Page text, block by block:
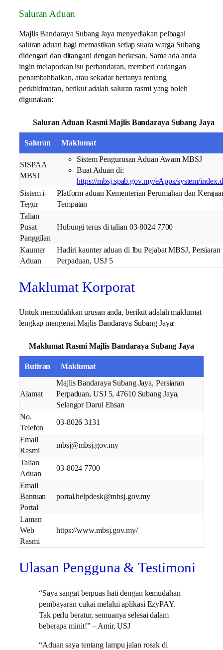
Saluran Aduan
Majlis Bandaraya Subang Jaya menyediakan pelbagai
saluran aduan bagi memastikan setiap suara warga Subang
didengari dan ditangani dengan berkesan. Sama ada anda
ingin melaporkan isu perbandaran, memberi cadangan
penambahbaikan, atau sekadar bertanya tentang
perkhidmatan, berikut adalah saluran rasmi yang boleh
digunakan:
Saluran Aduan Rasmi Majlis Bandaraya Subang Jaya
Saluran Maklumat
SISPAA
MBSJ
Sistem Pengurusan Aduan Awam MBSJ
Buat Aduan di:
https://mbsj.spab.gov.my/eApps/system/
Sistem i-
Tegur
Platform aduan Kementerian Perumahan dan
Tempatan
Talian
Pusat
Panggilan
Hubungi terus di talian 03-8024 7700
Kaunter
Aduan
Hadiri kaunter aduan di Ibu Pejabat MBSJ, Persiaran
Perpaduan, USJ 5
Maklumat Korporat
Untuk memudahkan urusan anda, berikut adalah maklumat
lengkap mengenai Majlis Bandaraya Subang Jaya:
Maklumat Rasmi Majlis Bandaraya Subang Jaya
Butiran Maklumat
Alamat
Majlis Bandaraya Subang Jaya, Persiaran
Perpaduan, USJ 5, 47610 Subang Jaya,
Selangor Darul Ehsan
No.
Telefon
03-8026 3131
Email
Rasmi
mbsj@mbsj.gov.my
Talian
Aduan
03-8024 7700
Email
Bantuan
Portal
portal.helpdesk@mbsj.gov.my
Laman
Web
Rasmi
https://www.mbsj.gov.my/
Ulasan Pengguna & Testimoni
“Saya sangat berpuas hati dengan kemudahan
pembayaran cukai melalui aplikasi EzyPAY.
Tak perlu beratur, semuanya selesai dalam
beberapa minit!” – Amir, USJ
“Aduan saya tentang lampu jalan rosak di